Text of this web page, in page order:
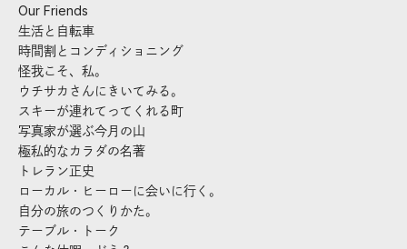
Our Friends
生活と自転車
時間割とコンディショニング
怪我こそ、私。
ウチサカさんにきいてみる。
スキーが連れてってくれる町
写真家が選ぶ今月の山
極私的なカラダの名著
トレラン正史
ローカル・ヒーローに会いに行く。
自分の旅のつくりかた。
テーブル・トーク